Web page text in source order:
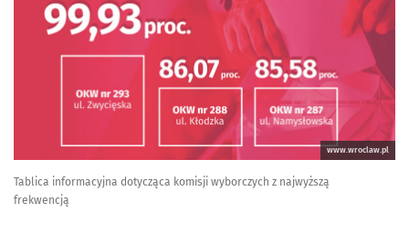
www.wroclaw.pl
Tablica informacyjna dotycząca komisji wyborczych z najwyższą
frekwencją